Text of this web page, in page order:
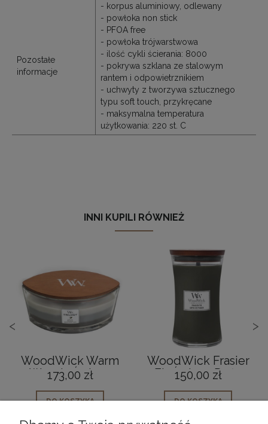
Pozostałe
informacje
- korpus aluminiowy, odlewany
- powłoka non stick
- PFOA free
- powłoka trójwarstwowa
- ilość cykli ścierania: 8000
- pokrywa szklana ze stalowym
rantem i odpowietrznikiem
- uchwyty z tworzywa sztucznego
typu soft touch, przykręcane
- maksymalna temperatura
użytkowania: 220 st. C
INNI KUPILI RÓWNIEŻ
<
WoodWick Warm
Woods Świeca
173,00 zł
DO KOSZYKA
WoodWick Frasier
Fir Świeca Duża
150,00 zł
DO KOSZYKA
>